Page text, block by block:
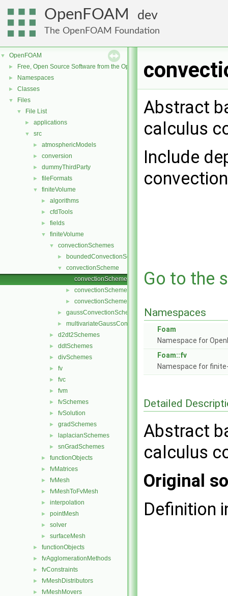
OpenFOAM dev
The OpenFOAM Foundation
▼ OpenFOAM
► Free, Open Source Software from the OpenFOAM Foundation
► Namespaces
► Classes
▼ Files
▼ File List
► applications
▼ src
► atmosphericModels
► conversion
► dummyThirdParty
► fileFormats
▼ finiteVolume
► algorithms
► cfdTools
► fields
▼ finiteVolume
▼ convectionSchemes
► boundedConvectionScheme
▼
convectionScheme
convectionScheme.C
► convectionScheme.H
► convectionSchemes.C
► gaussConvectionScheme
► multivariateGaussConvectionScheme
► d2dt2Schemes
► ddtSchemes
► divSchemes
► fv
► fvc
► fvm
► fvSchemes
► fvSolution
► gradSchemes
► laplacianSchemes
► snGradSchemes
► functionObjects
► fvMatrices
► fvMesh
► fvMeshToFvMesh
► interpolation
► pointMesh
► solver
► surfaceMesh
► functionObjects
► fvAgglomerationMethods
► fvConstraints
► fvMeshDistributors
► fvMeshMovers
Abstract
calculus
Include
Go to the
Namespaces
Foam
Namespace for
Foam::fv
Namespace for
Detailed
Abstract
calculus
Original
Definition